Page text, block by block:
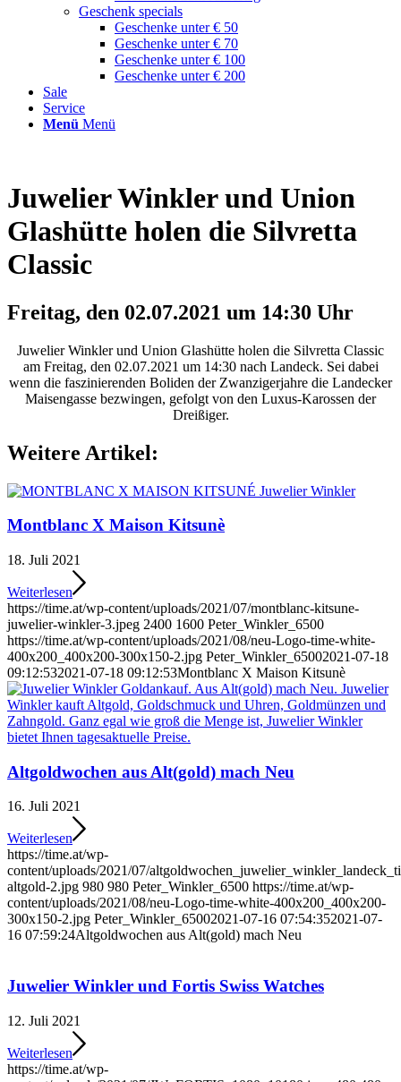
Geschenk specials
Geschenke unter € 50
Geschenke unter € 70
Geschenke unter € 100
Geschenke unter € 200
Sale
Service
Menü Menü
Juwelier Winkler und Union
Glashütte holen die Silvretta
Classic
Freitag, den 02.07.2021 um 14:30 Uhr
Juwelier Winkler und Union Glashütte holen die Silvretta Classic
am Freitag, den 02.07.2021 um 14:30 nach Landeck. Sei dabei
wenn die faszinierenden Boliden der Zwanzigerjahre die Landecker
Maisengasse bezwingen, gefolgt von den Luxus-Karossen der
Dreißiger.
Weitere Artikel:
Montblanc X Maison Kitsunè
18. Juli 2021
Weiterlesen
https://time.at/wp-content/uploads/2021/07/montblanc-kitsune-
juwelier-winkler-3.jpeg 2400 1600 Peter_Winkler_6500
https://time.at/wp-content/uploads/2021/08/neu-Logo-time-white-
400x200_400x200-300x150-2.jpg Peter_Winkler_65002021-07-18
09:12:532021-07-18 09:12:53Montblanc X Maison Kitsunè
Altgoldwochen aus Alt(gold) mach Neu
16. Juli 2021
Weiterlesen
https://time.at/wp-
content/uploads/2021/07/
altgold-2.jpg 980 980 Peter_Winkler_6500 https://time.at/wp-
content/uploads/2021/08/neu-Logo-time-white-400x200_400x200-
300x150-2.jpg Peter_Winkler_65002021-07-16 07:54:352021-07-
16 07:59:24Altgoldwochen aus Alt(gold) mach Neu
Juwelier Winkler und Fortis Swiss Watches
12. Juli 2021
Weiterlesen
https://time.at/wp-